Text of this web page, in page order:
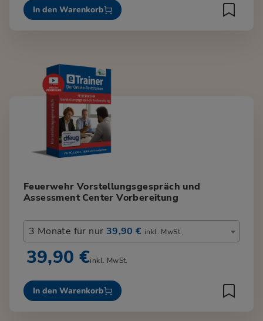
In den Warenkorb
Feuerwehr Vorstellungsgespräch und
Assessment Center Vorbereitung
3 Monate für nur 39,90 € inkl. MwSt.
39,90 €inkl. MwSt.
In den Warenkorb